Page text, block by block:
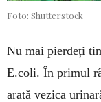
Foto: Shutterstock
Nu mai pierdeți
E.coli. În primul
arată vezica